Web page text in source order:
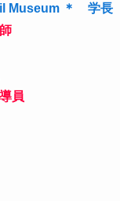
Museum ＊ 学長
員